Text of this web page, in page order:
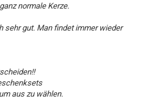
normale Kerze.
sehr gut. Man findet immer wieder
aus zu wählen.